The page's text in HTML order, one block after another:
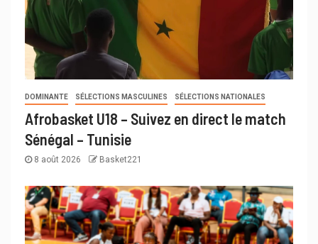
DOMINANTE SÉLECTIONS MASCULINES SÉLECTIONS NATIONALES
Afrobasket U18 – Suivez en direct le match
Sénégal – Tunisie
8 août 2026 Basket221